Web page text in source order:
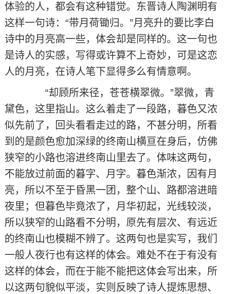
体验的人，都会有这种错觉。东晋诗人陶渊明有
这样一句诗：“带月荷锄归。”月亮升的要比李白
诗中的月亮高一些，体会却是同样的。这一句也
是诗人的实感，写得或许算不上奇妙，可是这恋
人的月亮，在诗人笔下显得多么有情意啊。
“却顾所来径，苍苍横翠微。”翠微，青
黛色，这里指山。这么着走了一段路，暮色又浓
似先前了，回头看看走过的路，不甚分明，所看
到的是颜色愈加深绿的终南山横亘在身后，仿佛
狭窄的小路也溶进终南山里去了。体味这两句，
不能放过前面的暮字、月字。暮色渐浓，因有月
亮，所以不至于昏黑一团，整个山、路都溶进暗
夜里；但暮色毕竟浓了，月华初起，光线较淡，
所以狭窄的山路看不分明，原先有层次、有远近
的终南山也模糊不辨了。这两句也是实写，我们
一般人夜行也有这样的体会。难处不在于有没有
这样的体会，而在于能不能把这体会写出来，所
以这两句貌似平淡，实则反映了诗人提炼思想、